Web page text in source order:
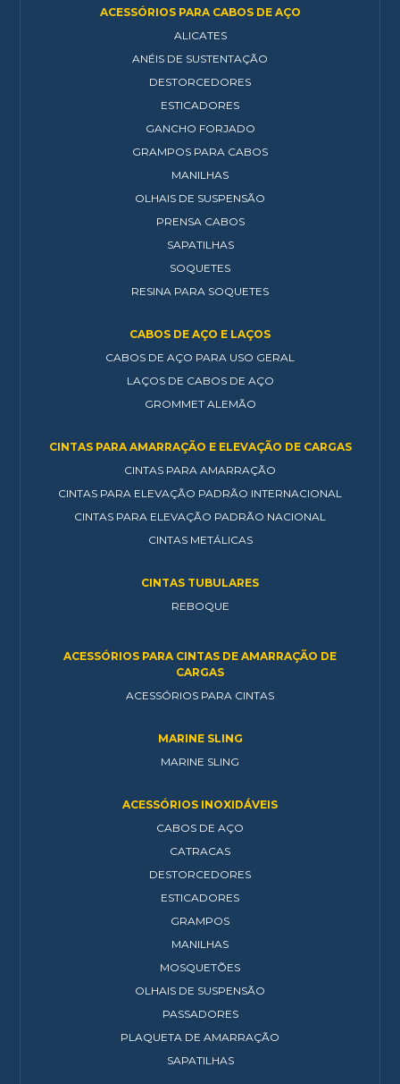
ACESSÓRIOS PARA CABOS DE AÇO
ALICATES
ANÉIS DE SUSTENTAÇÃO
DESTORCEDORES
ESTICADORES
GANCHO FORJADO
GRAMPOS PARA CABOS
MANILHAS
OLHAIS DE SUSPENSÃO
PRENSA CABOS
SAPATILHAS
SOQUETES
RESINA PARA SOQUETES
CABOS DE AÇO E LAÇOS
CABOS DE AÇO PARA USO GERAL
LAÇOS DE CABOS DE AÇO
GROMMET ALEMÃO
CINTAS PARA AMARRAÇÃO E ELEVAÇÃO DE CARGAS
CINTAS PARA AMARRAÇÃO
CINTAS PARA ELEVAÇÃO PADRÃO INTERNACIONAL
CINTAS PARA ELEVAÇÃO PADRÃO NACIONAL
CINTAS METÁLICAS
CINTAS TUBULARES
REBOQUE
ACESSÓRIOS PARA CINTAS DE AMARRAÇÃO DE
CARGAS
ACESSÓRIOS PARA CINTAS
MARINE SLING
MARINE SLING
ACESSÓRIOS INOXIDÁVEIS
CABOS DE AÇO
CATRACAS
DESTORCEDORES
ESTICADORES
GRAMPOS
MANILHAS
MOSQUETÕES
OLHAIS DE SUSPENSÃO
PASSADORES
PLAQUETA DE AMARRAÇÃO
SAPATILHAS